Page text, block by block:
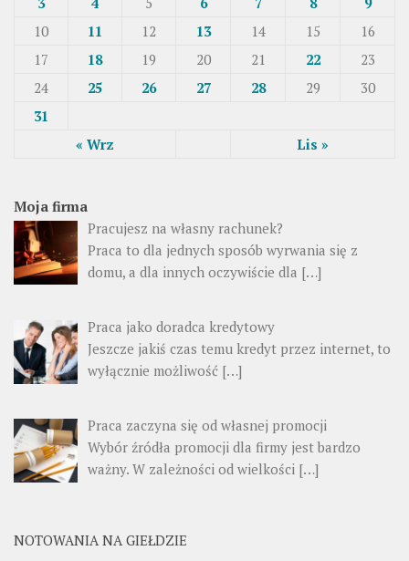
« Wrz Lis »
10
11 12 13 14 15
16
17
18 19 20 21 22
23
24
25 26 27 28 29
30
31
Moja firma
Pracujesz na własny rachunek?
Praca to dla jednych sposób wyrwania się z
domu, a dla innych oczywiście dla […]
Praca jako doradca kredytowy
Jeszcze jakiś czas temu kredyt przez internet, to
wyłącznie możliwość […]
Praca zaczyna się od własnej promocji
Wybór źródła promocji dla firmy jest bardzo
ważny. W zależności od wielkości […]
NOTOWANIA NA GIEŁDZIE